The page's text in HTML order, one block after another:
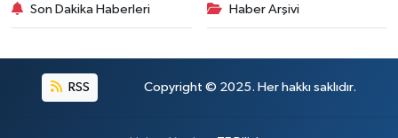
Son Dakika Haberleri Haber Arşivi
RSS Copyright © 2025. Her hakkı saklıdır.